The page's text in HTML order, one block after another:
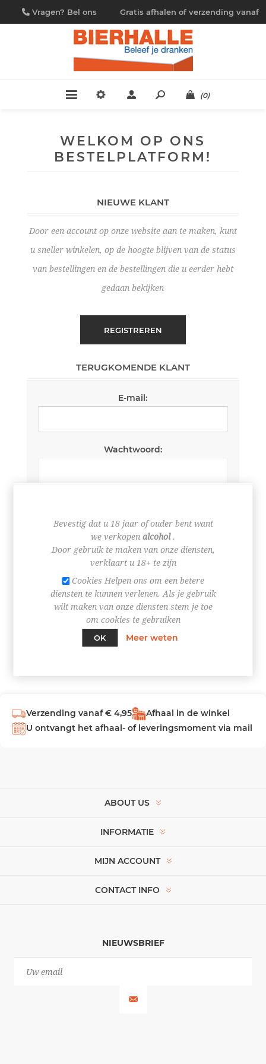
Vragen? Bel ons
09/230.88.44
Gratis afhalen of verzending vanaf
€ 4,95
(0)
WELKOM OP ONS
BESTELPLATFORM!
NIEUWE KLANT
Door een account op onze website aan te maken, kunt
u sneller winkelen, op de hoogte blijven van de status
van bestellingen en de bestellingen die u eerder hebt
gedaan bekijken
REGISTREREN
TERUGKOMENDE KLANT
E-mail:
Wachtwoord:
Wachtwoord vergeten?
INLOGGEN
Verzending vanaf € 4,95
Afhaal in de winkel
U ontvangt het afhaal- of leveringsmoment via mail
ABOUT US
INFORMATIE
MIJN ACCOUNT
CONTACT INFO
NIEUWSBRIEF
Bevestig dat u 18 jaar of ouder bent want
we verkopen alcohol.
Door gebruik te maken van onze diensten,
verklaart u 18+ te zijn
Cookies Helpen ons om een betere
diensten te kunnen verlenen. Als je gebruik
wilt maken van onze diensten stem je toe
om cookies te gebruiken
OK
Meer weten